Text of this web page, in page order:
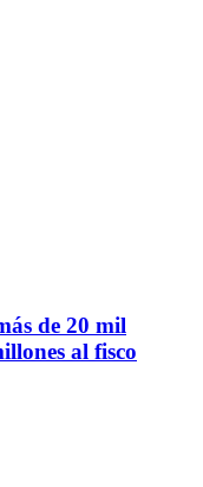
de 20 mil
al fisco